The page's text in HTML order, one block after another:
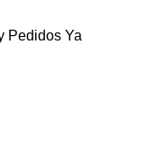
Pedidos Ya